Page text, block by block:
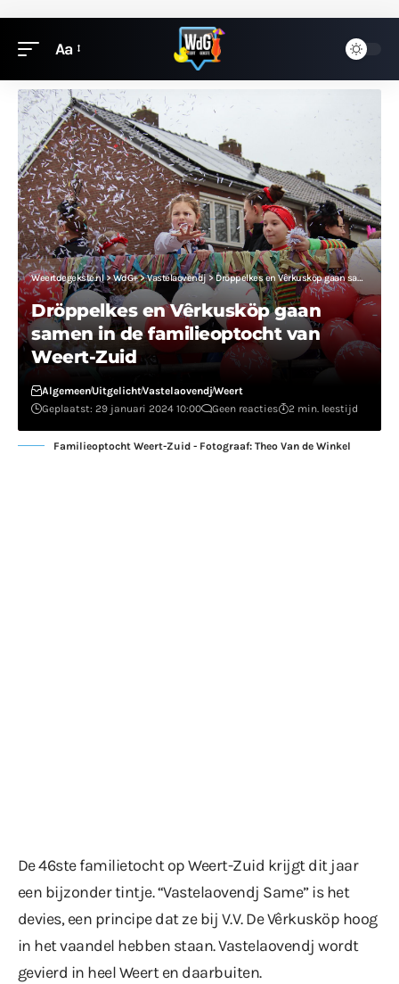
Aa
Weertdegekste.nl>WdG+>Vastelaovendj>Dröppelkes en Vêrkusköp gaan samen in de familieoptocht van Weert-Zuid
Dröppelkes en Vêrkusköp gaan
samen in de familieoptocht van
Weert-Zuid
AlgemeenUitgelichtVastelaovendjWeert
Geplaatst: 29 januari 2024 10:00
Geen reacties 2 min. leestijd
Familieoptocht Weert-Zuid - Fotograaf: Theo Van de Winkel
De 46ste familietocht op Weert-Zuid krijgt dit jaar
een bijzonder tintje. “Vastelaovendj Same” is het
devies, een principe dat ze bij V.V. De Vêrkusköp hoog
in het vaandel hebben staan. Vastelaovendj wordt
gevierd in heel Weert en daarbuiten.